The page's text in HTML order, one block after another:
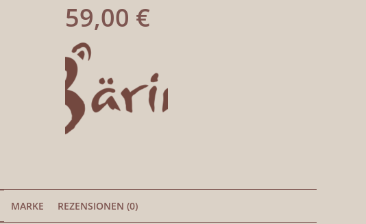
59,00 €
MARKE REZENSIONEN (0)